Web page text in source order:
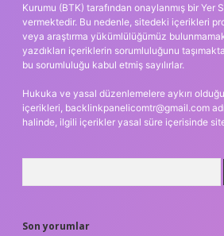
Kurumu (BTK) tarafından onaylanmış bir Yer
vermektedir. Bu nedenle, sitedeki içerikleri
veya araştırma yükümlülüğümüz
yazdıkları içeriklerin sorumluluğunu
bu sorumluluğu kabul etmiş sayılırlar.
Hukuka ve yasal düzenlemelere aykırı
içerikleri, backlinkpanelicomtr@gmail.com
halinde, ilgili içerikler yasal süre içerisinde
Son yorumlar